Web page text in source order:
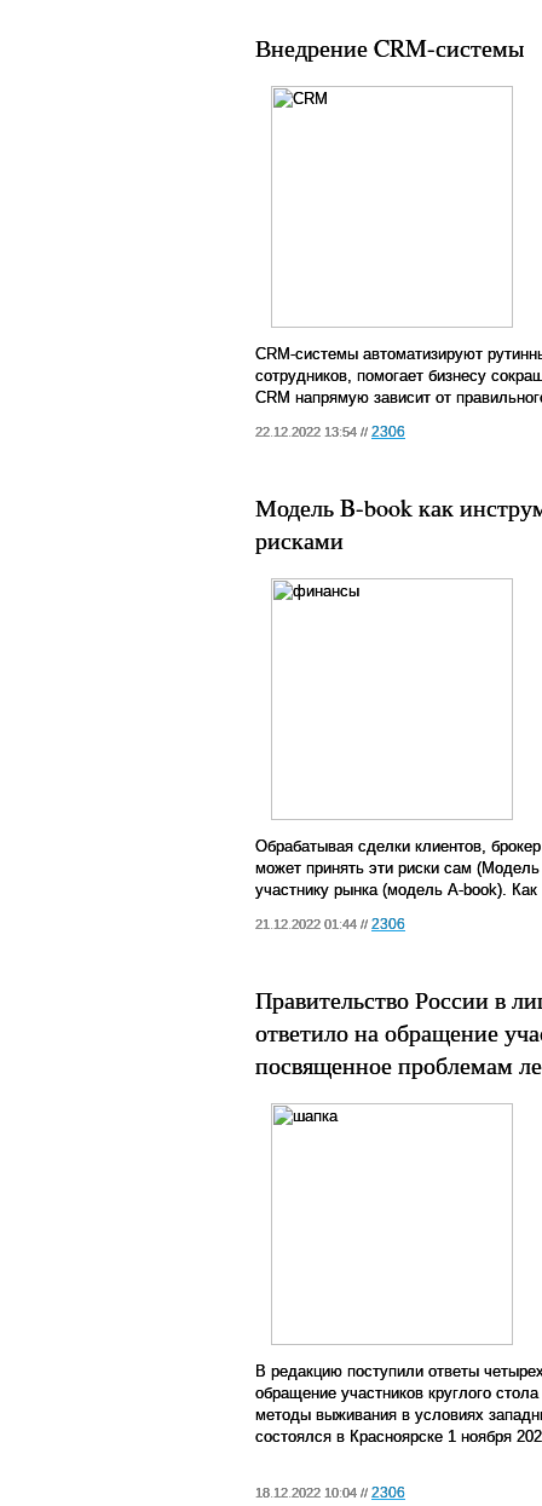
Внедрение CRM-системы
CRM-системы автоматизируют
сотрудников, помогает бизнесу
CRM напрямую зависит от
22.12.2022 13:54 // 2306
Модель B-book как
рисками
Обрабатывая сделки клиентов,
может принять эти риски сам
участнику рынка (модель А-book). Как
21.12.2022 01:44 // 2306
Правительство России в
ответило на обращение
посвященное проблемам
В редакцию поступили ответы
обращение участников круглого
методы выживания в условиях
состоялся в Красноярске 1 ноября
18.12.2022 10:04 // 2306